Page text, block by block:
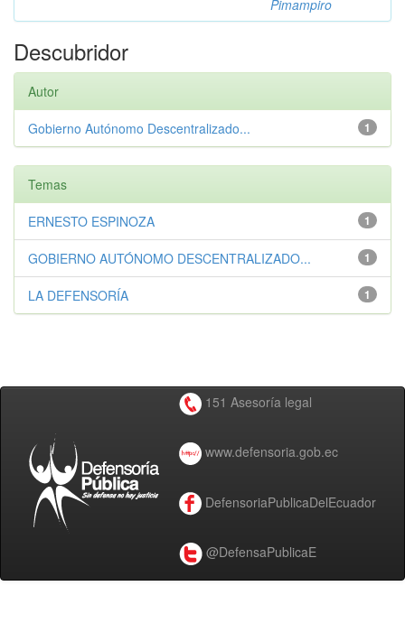
Pimampiro
Descubridor
Autor
1
Gobierno Autónomo Descentralizado...
Temas
1
ERNESTO ESPINOZA
1
GOBIERNO AUTÓNOMO DESCENTRALIZADO...
1
LA DEFENSORÍA
151 Asesoría legal
www.defensoria.gob.ec
DefensoriaPublicaDelEcuador
@DefensaPublicaE